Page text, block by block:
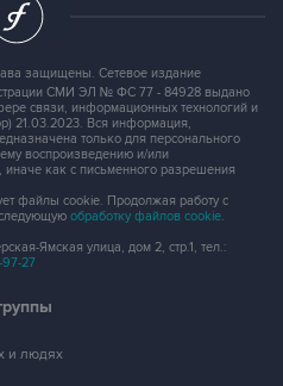
защищены. Сетевое издание
СМИ ЭЛ № ФС 77 - 84928 выдано
связи, информационных технологий и
21.03.2023. Вся информация,
только для персонального
воспроизведению и/или
как с письменного разрешения
файлы cookie. Продолжая работу с
обработку файлов cookie.
Ямская улица, дом 2, стр.1, тел.:
97-27
и людях